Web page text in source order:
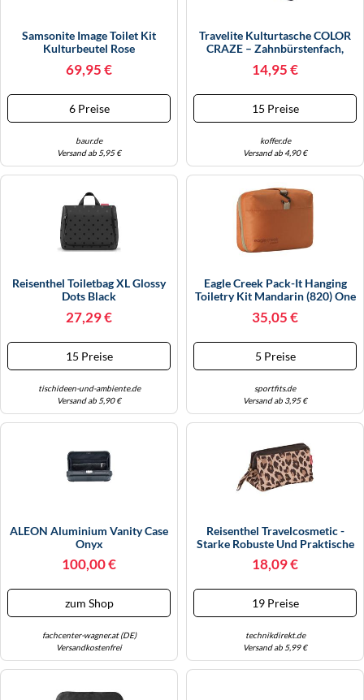
Samsonite Image Toilet Kit
Kulturbeutel Rose
69,95 €
6 Preise
baur.de
Versand ab 5,95 €
Travelite Kulturtasche COLOR
CRAZE – Zahnbürstenfach,
24x16x9 Cm
14,95 €
15 Preise
koffer.de
Versand ab 4,90 €
Reisenthel Toiletbag XL Glossy
Dots Black
27,29 €
15 Preise
tischideen-und-ambiente.de
Versand ab 5,90 €
Eagle Creek Pack-It Hanging
Toiletry Kit Mandarin (820) One
35,05 €
5 Preise
sportfits.de
Versand ab 3,95 €
ALEON Aluminium Vanity Case
Onyx
100,00 €
zum Shop
fachcenter-wagner.at (DE)
Versandkostenfrei
Reisenthel Travelcosmetic -
Starke Robuste Und Praktische
Reisekosmetiktasche,
Handschlaufe,
18,09 €
19 Preise
technikdirekt.de
Versand ab 5,99 €